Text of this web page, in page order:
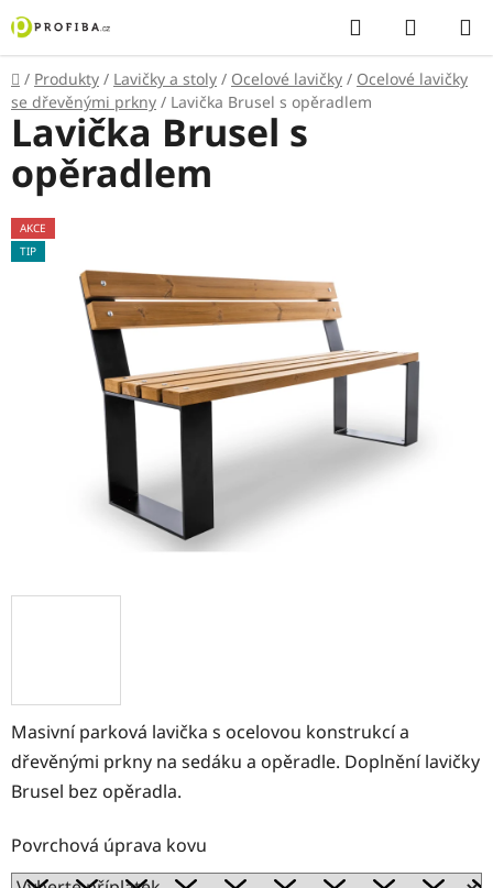
Přejít
na
obsah
Hledat
KOŠÍK
Domů
/ Produkty / Lavičky a stoly / Ocelové lavičky / Ocelové lavičky
se dřevěnými prkny / Lavička Brusel s opěradlem
Masivní parková lavička s ocelovou konstrukcí a
dřevěnými prkny na sedáku a opěradle. Doplnění lavičky
Brusel bez opěradla.
Povrchová úprava kovu
Lavička Brusel s
opěradlem
AKCE
TIP